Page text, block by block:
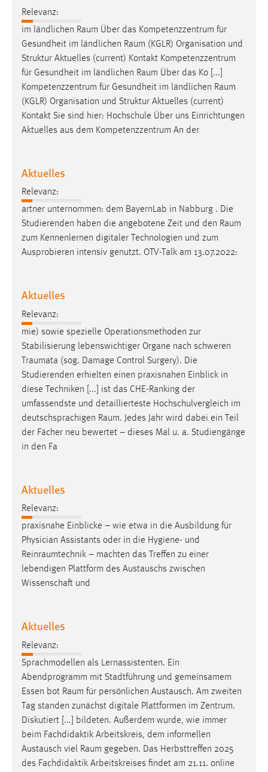
Relevanz:
im ländlichen Raum Über das Kompetenzzentrum für
Gesundheit im ländlichen Raum (KGLR) Organisation und
Struktur Aktuelles (current) Kontakt Kompetenzzentrum
für Gesundheit im ländlichen Raum Über das Ko [...]
Kompetenzzentrum für Gesundheit im ländlichen Raum
(KGLR) Organisation und Struktur Aktuelles (current)
Kontakt Sie sind hier: Hochschule Über uns Einrichtungen
Aktuelles aus dem Kompetenzzentrum An der
Aktuelles
Relevanz:
artner unternommen: dem BayernLab in Nabburg . Die
Studierenden haben die angebotene Zeit und den Raum
zum Kennenlernen digitaler Technologien und zum
Ausprobieren intensiv genutzt. OTV-Talk am 13.07.2022:
Aktuelles
Relevanz:
mie) sowie spezielle Operationsmethoden zur
Stabilisierung lebenswichtiger Organe nach schweren
Traumata (sog. Damage Control Surgery). Die
Studierenden erhielten einen praxisnahen Einblick in
diese Techniken [...] ist das CHE-Ranking der
umfassendste und detaillierteste Hochschulvergleich im
deutschsprachigen Raum. Jedes Jahr wird dabei ein Teil
der Fächer neu bewertet – dieses Mal u. a. Studiengänge
in den Fa
Aktuelles
Relevanz:
praxisnahe Einblicke – wie etwa in die Ausbildung für
Physician Assistants oder in die Hygiene- und
Reinraumtechnik – machten das Treffen zu einer
lebendigen Plattform des Austauschs zwischen
Wissenschaft und
Aktuelles
Relevanz:
Sprachmodellen als Lernassistenten. Ein
Abendprogramm mit Stadtführung und gemeinsamem
Essen bot Raum für persönlichen Austausch. Am zweiten
Tag standen zunächst digitale Plattformen im Zentrum.
Diskutiert [...] bildeten. Außerdem wurde, wie immer
beim Fachdidaktik Arbeitskreis, dem informellen
Austausch viel Raum gegeben. Das Herbsttreffen 2025
des Fachdidaktik Arbeitskreises findet am 21.11. online